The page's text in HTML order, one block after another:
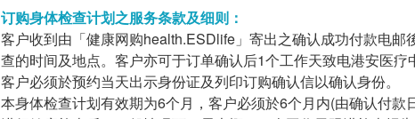
订购身体检查计划之服务条款及细则：
客户收到由「健康网购health.ESDlife」寄出之确认成功付款电
查的时间及地点。客户亦可于订单确认后1个工作天致电港安医疗
客户必须於预约当天出示身份证及列印订购确认信以确认身份。
本身体检查计划有效期为6个月，客户必须於6个月内(由确认付款